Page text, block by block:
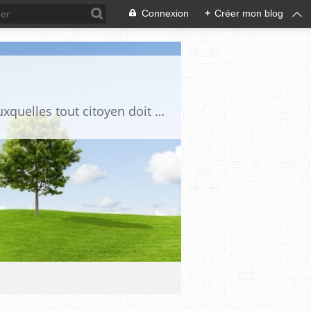
Connexion + Créer mon blog
Ce blog est destiné à stimuler l'intérêt du lecteur pour des questions de société auxquelles tout citoyen doit être en mesure d'apporter des réponses, individuelles ou collectives, en conscience et en responsabilité !